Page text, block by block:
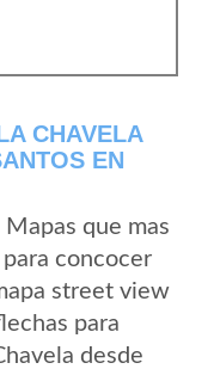
CHAVELA
EN
que mas
para concocer
street view
para
desde